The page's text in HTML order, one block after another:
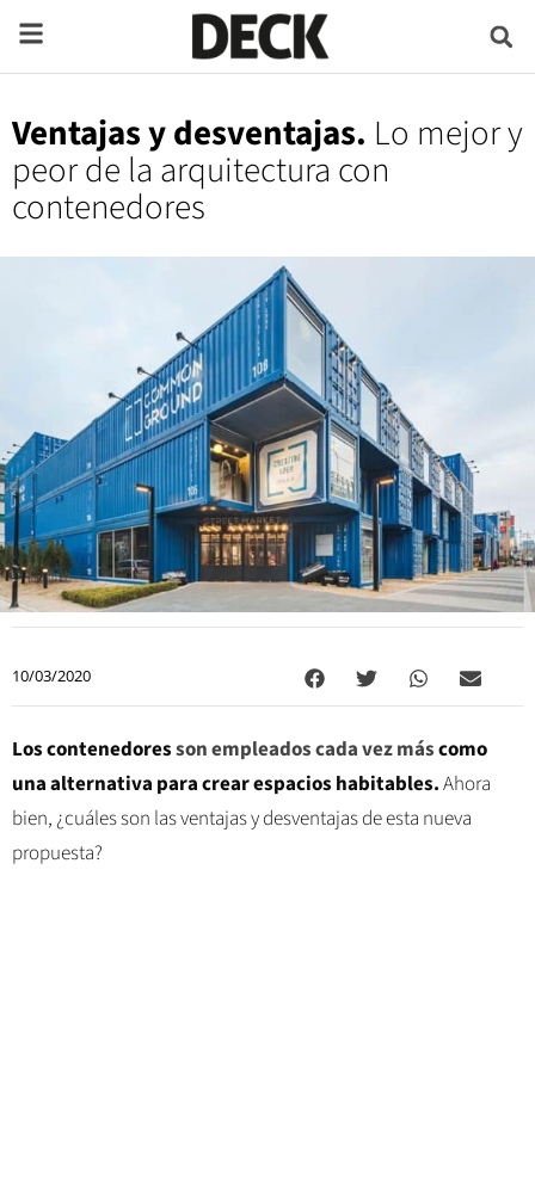
Ventajas y desventajas. Lo mejor y
peor de la arquitectura con
contenedores
10/03/2020
Los contenedoresson empleados cada vez máscomo
una alternativa para crear espacios habitables.Ahora
bien, ¿cuáles son las ventajas y desventajas de esta nueva
propuesta?